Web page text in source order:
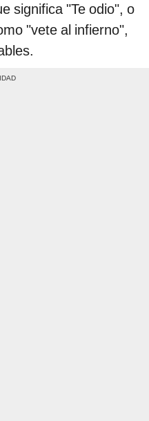
significa "Te odio", o
"vete al infierno",